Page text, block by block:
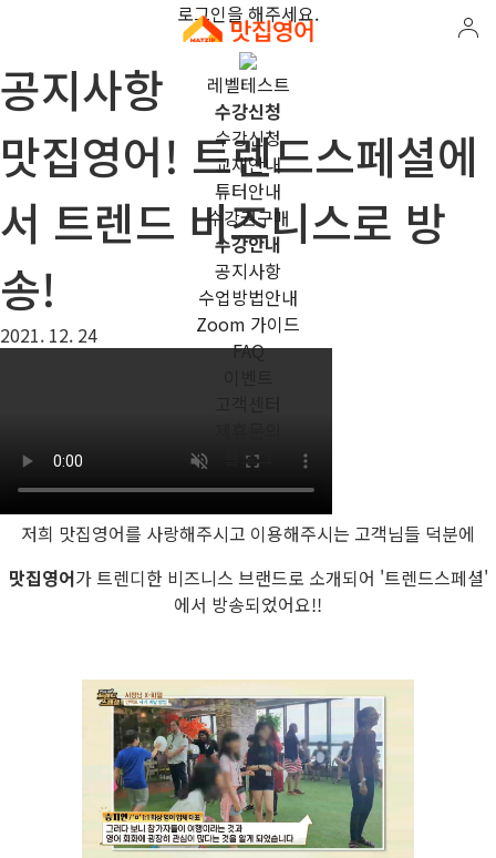
로그인을 해주세요.
레벨테스트
수강신청
수강신청
교재안내
튜터안내
수강권구매
수강안내
공지사항
수업방법안내
Zoom 가이드
FAQ
블로그
공지사항
맛집영어! 트렌드스페셜에
서 트렌드 비즈니스로 방
송!
2021. 12. 24
저희 맛집영어를 사랑해주시고 이용해주시는 고객님들 덕분에
맛집영어가 트렌디한 비즈니스 브랜드로 소개되어 '트렌드스페셜'
에서 방송되었어요!!